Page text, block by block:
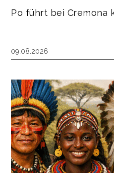
Po führt bei Cremona
09.08.2026